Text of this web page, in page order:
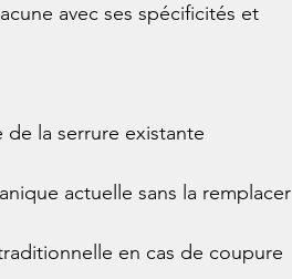
avec ses spécificités et
la serrure existante
actuelle sans la remplacer
en cas de coupure